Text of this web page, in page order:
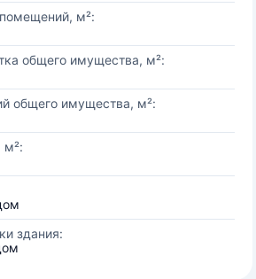
м²:
общего имущества, м²:
общего имущества, м²:
м²:
здания: